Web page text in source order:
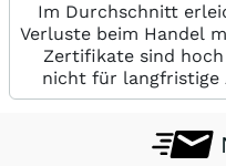
Im Durchschnitt
Verluste beim Handel
Zertifikate sind
nicht für langfristige